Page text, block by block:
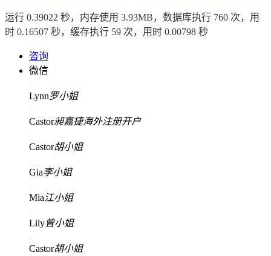
运行 0.39022 秒，内存使用 3.93MB，数据库执行 760 次，用
时 0.16507 秒，缓存执行 59 次，用时 0.00798 秒
咨询
微信
Lynn罗小姐
Castor昶嘉捷海外注册开户
Castor胡小姐
Gia李小姐
Mia江小姐
Lily曾小姐
Castor胡小姐